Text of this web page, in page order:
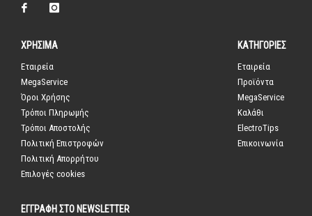
ΧΡΗΣΙΜΑ
Εταιρεία
MegaService
Όροι Χρήσης
Τρόποι Πληρωμής
Τρόποι Αποστολής
Πολιτική Επιστροφών
Πολιτική Απορρήτου
Επιλογές cookies
ΚΑΤΗΓΟΡΙΕΣ
Εταιρεία
Προϊόντα
MegaService
Καλάθι
ElectroTips
Επικοινωνία
ΕΓΓΡΑΦΗ ΣΤΟ NEWSLETTER